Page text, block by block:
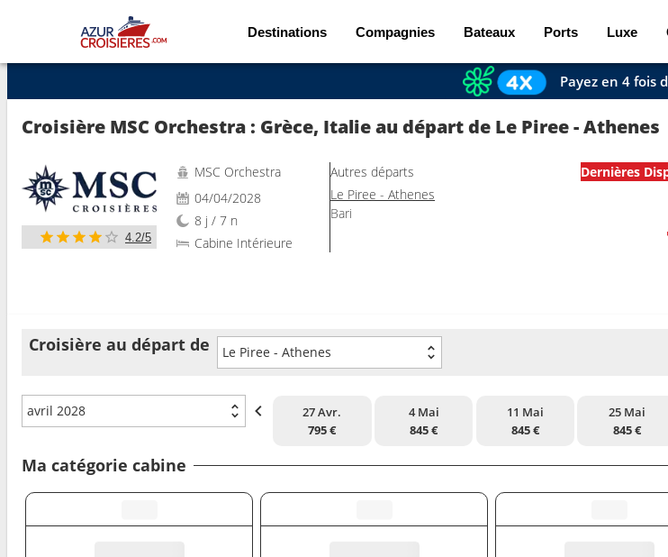
Destinations Compagnies Bateaux Ports Luxe
Voir les 75 autres photos
Payez en 4 fois
Croisière MSC Orchestra : Grèce, Italie au départ de Le Piree - Athenes
4.2/5
MSC Orchestra
04/04/2028
8 j / 7 n
Cabine Intérieure
Autres départs
Le Piree - Athenes
Bari
Dernières
Croisière au départ de Le Piree - Athenes
avril 2028
27 Avr.
795 €
4 Mai
845 €
11 Mai
845 €
25 Mai
845 €
Ma catégorie cabine